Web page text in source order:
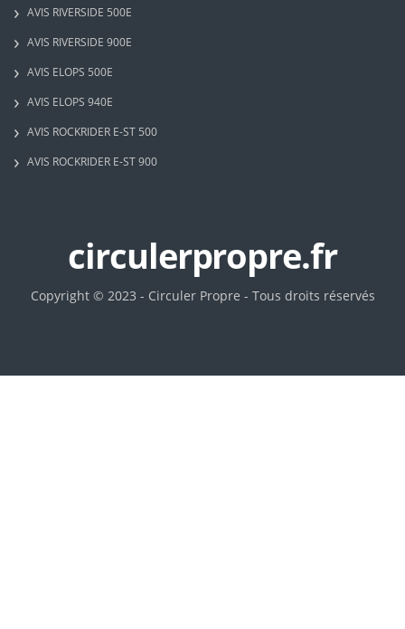
AVIS RIVERSIDE 500E
AVIS RIVERSIDE 900E
AVIS ELOPS 500E
AVIS ELOPS 940E
AVIS ROCKRIDER E-ST 500
AVIS ROCKRIDER E-ST 900
circulerpropre.fr
Copyright © 2023 - Circuler Propre - Tous droits réservés